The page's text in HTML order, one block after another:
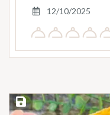
12/10/2025
Save Recipe